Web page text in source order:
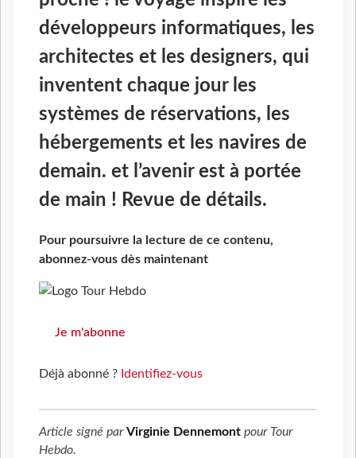
développeurs informatiques, les
architectes et les designers, qui
inventent chaque jour les
systèmes de réservations, les
hébergements et les navires de
demain. et l’avenir est à portée
de main ! Revue de détails.
Pour poursuivre la lecture de ce contenu,
abonnez-vous dès maintenant
Je m'abonne
Déjà abonné ? Identifiez-vous
Article signé parVirginie Dennemont pour Tour
Hebdo.